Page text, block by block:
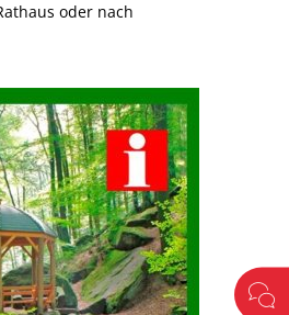
oder nach